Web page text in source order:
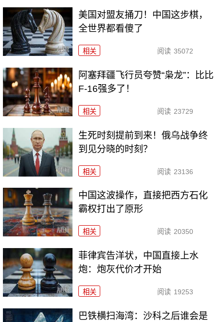
美国对盟友捅刀！中国这步棋，
全世界都看傻了
相关 阅读 35072
阿塞拜疆飞行员夸赞“枭龙”：比比
F-16强多了！
相关 阅读 23729
生死时刻提前到来！俄乌战争终
到见分晓的时刻？
相关 阅读 23136
中国这波操作，直接把西方石化
霸权打出了原形
相关 阅读 20350
菲律宾告洋状，中国直接上水
炮：炮灰代价才开始
相关 阅读 19253
巴铁横扫海湾：沙科之后谁会是